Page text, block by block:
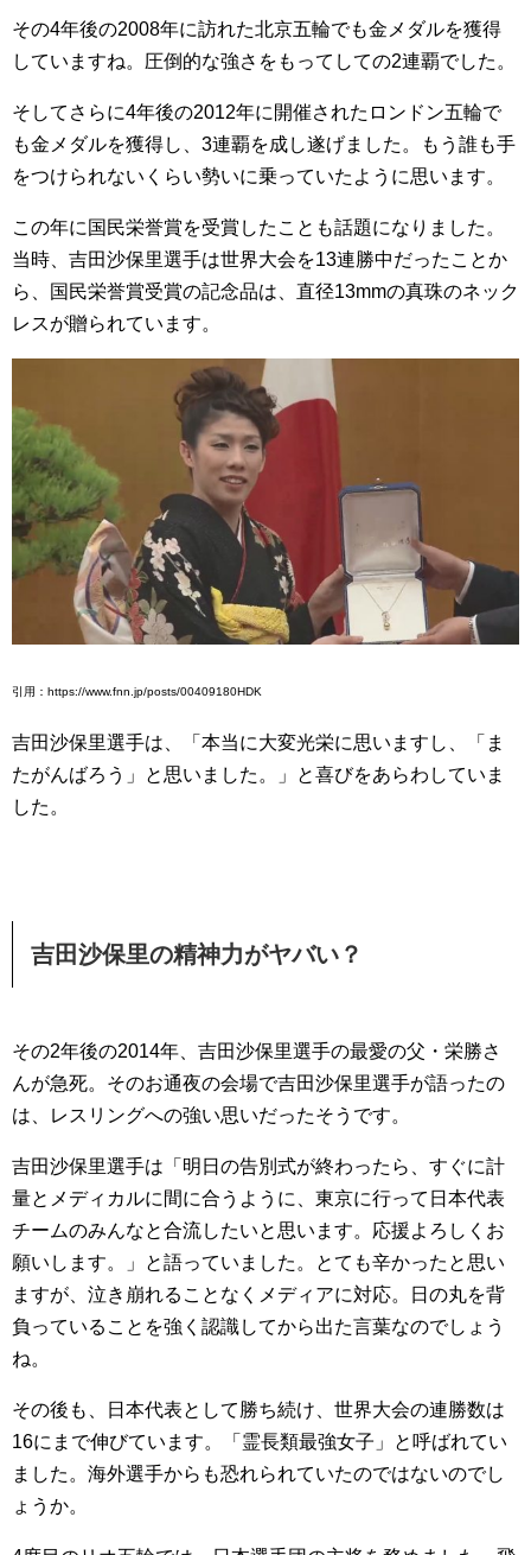
その4年後の2008年に訪れた北京五輪でも金メダルを獲得
していますね。圧倒的な強さをもってしての2連覇でした。
そしてさらに4年後の2012年に開催されたロンドン五輪で
も金メダルを獲得し、3連覇を成し遂げました。もう誰も手
をつけられないくらい勢いに乗っていたように思います。
この年に国民栄誉賞を受賞したことも話題になりました。
当時、吉田沙保里選手は世界大会を13連勝中だったことか
ら、国民栄誉賞受賞の記念品は、直径13mmの真珠のネック
レスが贈られています。
引用：https://www.fnn.jp/posts/00409180HDK
吉田沙保里選手は、「本当に大変光栄に思いますし、「ま
たがんばろう」と思いました。」と喜びをあらわしていま
した。
吉田沙保里の精神力がヤバい？
その2年後の2014年、吉田沙保里選手の最愛の父・栄勝さ
んが急死。そのお通夜の会場で吉田沙保里選手が語ったの
は、レスリングへの強い思いだったそうです。
吉田沙保里選手は「明日の告別式が終わったら、すぐに計
量とメディカルに間に合うように、東京に行って日本代表
チームのみんなと合流したいと思います。応援よろしくお
願いします。」と語っていました。とても辛かったと思い
ますが、泣き崩れることなくメディアに対応。日の丸を背
負っていることを強く認識してから出た言葉なのでしょう
ね。
その後も、日本代表として勝ち続け、世界大会の連勝数は
16にまで伸びています。「霊長類最強女子」と呼ばれてい
ました。海外選手からも恐れられていたのではないのでし
ょうか。